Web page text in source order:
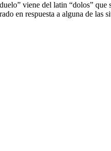
viene del latin “dolos”
en respuesta a alguna de las